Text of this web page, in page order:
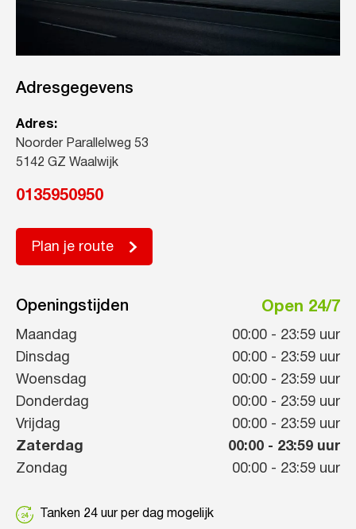
Adresgegevens
Adres:
Noorder Parallelweg 53
5142 GZ Waalwijk
0135950950
Plan je route
Openingstijden Open 24/7
Maandag 00:00 - 23:59 uur
Dinsdag
00:00 - 23:59 uur
Woensdag
00:00 - 23:59 uur
Donderdag
00:00 - 23:59 uur
Vrijdag
00:00 - 23:59 uur
Zaterdag
00:00 - 23:59 uur
Zondag
00:00 - 23:59 uur
Tanken 24 uur per dag mogelijk